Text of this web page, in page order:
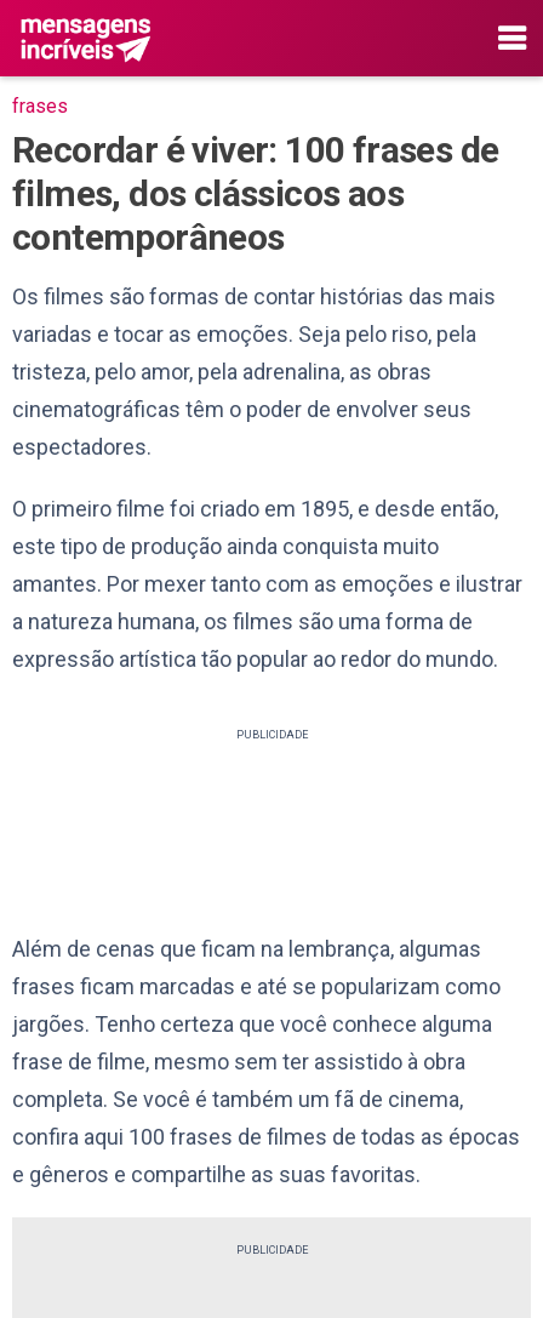
frases
Recordar é viver: 100 frases de
filmes, dos clássicos aos
contemporâneos
Os filmes são formas de contar histórias das mais
variadas e tocar as emoções. Seja pelo riso, pela
tristeza, pelo amor, pela adrenalina, as obras
cinematográficas têm o poder de envolver seus
espectadores.
O primeiro filme foi criado em 1895, e desde então,
este tipo de produção ainda conquista muito
amantes. Por mexer tanto com as emoções e ilustrar
a natureza humana, os filmes são uma forma de
expressão artística tão popular ao redor do mundo.
PUBLICIDADE
Além de cenas que ficam na lembrança, algumas
frases ficam marcadas e até se popularizam como
jargões. Tenho certeza que você conhece alguma
frase de filme, mesmo sem ter assistido à obra
completa. Se você é também um fã de cinema,
confira aqui 100 frases de filmes de todas as épocas
e gêneros e compartilhe as suas favoritas.
PUBLICIDADE